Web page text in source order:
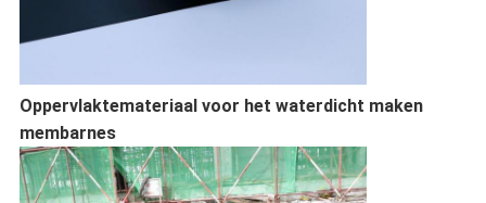
Oppervlaktemateriaal voor het waterdicht maken
membarnes